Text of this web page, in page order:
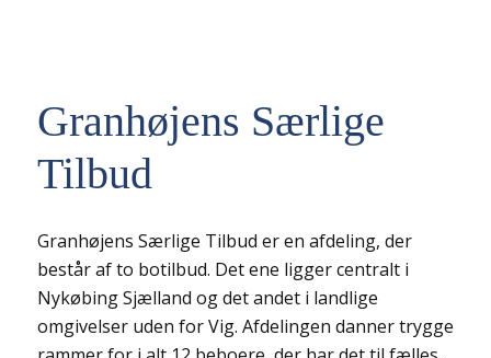
Granhøjens Særlige
Tilbud
Granhøjens Særlige Tilbud er en afdeling, der
består af to botilbud. Det ene ligger centralt i
Nykøbing Sjælland og det andet i landlige
omgivelser uden for Vig. Afdelingen danner trygge